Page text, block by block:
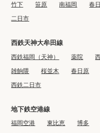
竹下
笹原 南福岡 春日
二日市
西鉄天神大牟田線
西鉄福岡（天神） 薬院
雑餉隈
桜並木 春日原
西鉄二日市
地下鉄空港線
福岡空港 東比恵 博多